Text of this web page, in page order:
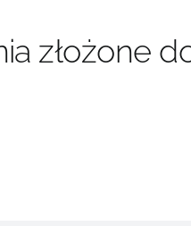
złożone